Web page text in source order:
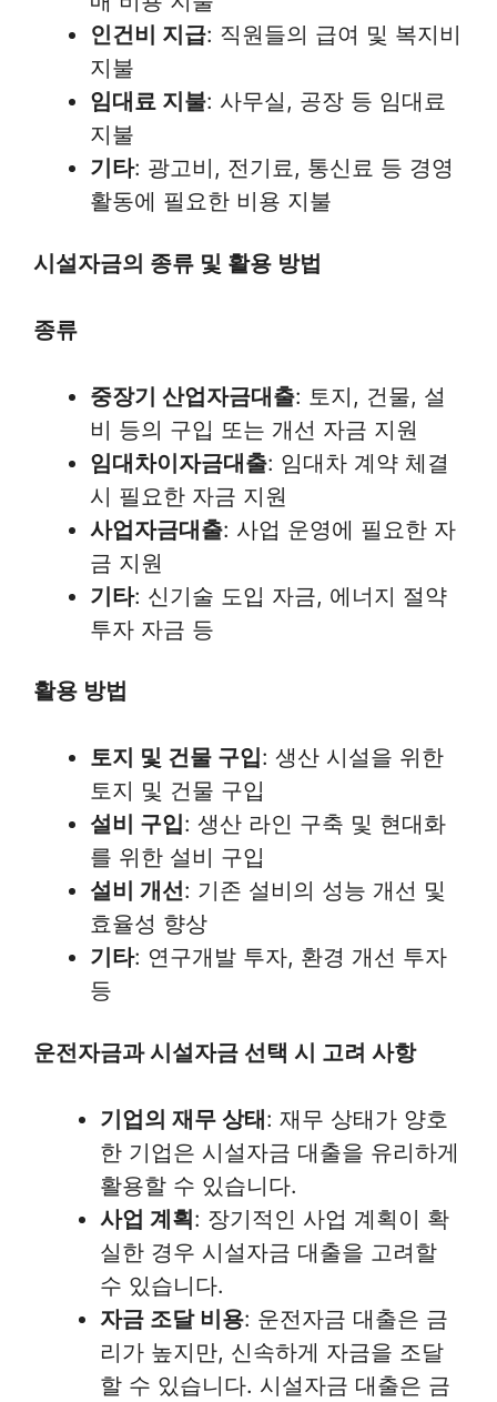
인건비 지급: 직원들의 급여 및 복지비
지불
임대료 지불: 사무실, 공장 등 임대료
지불
기타: 광고비, 전기료, 통신료 등 경영
활동에 필요한 비용 지불
시설자금의 종류 및 활용 방법
종류
중장기 산업자금대출: 토지, 건물, 설
비 등의 구입 또는 개선 자금 지원
임대차이자금대출: 임대차 계약 체결
시 필요한 자금 지원
사업자금대출: 사업 운영에 필요한 자
금 지원
기타: 신기술 도입 자금, 에너지 절약
투자 자금 등
활용 방법
토지 및 건물 구입: 생산 시설을 위한
토지 및 건물 구입
설비 구입: 생산 라인 구축 및 현대화
를 위한 설비 구입
설비 개선: 기존 설비의 성능 개선 및
효율성 향상
기타: 연구개발 투자, 환경 개선 투자
등
운전자금과 시설자금 선택 시 고려 사항
기업의 재무 상태: 재무 상태가 양호
한 기업은 시설자금 대출을 유리하게
활용할 수 있습니다.
사업 계획: 장기적인 사업 계획이 확
실한 경우 시설자금 대출을 고려할
수 있습니다.
자금 조달 비용: 운전자금 대출은 금
리가 높지만, 신속하게 자금을 조달
할 수 있습니다. 시설자금 대출은 금